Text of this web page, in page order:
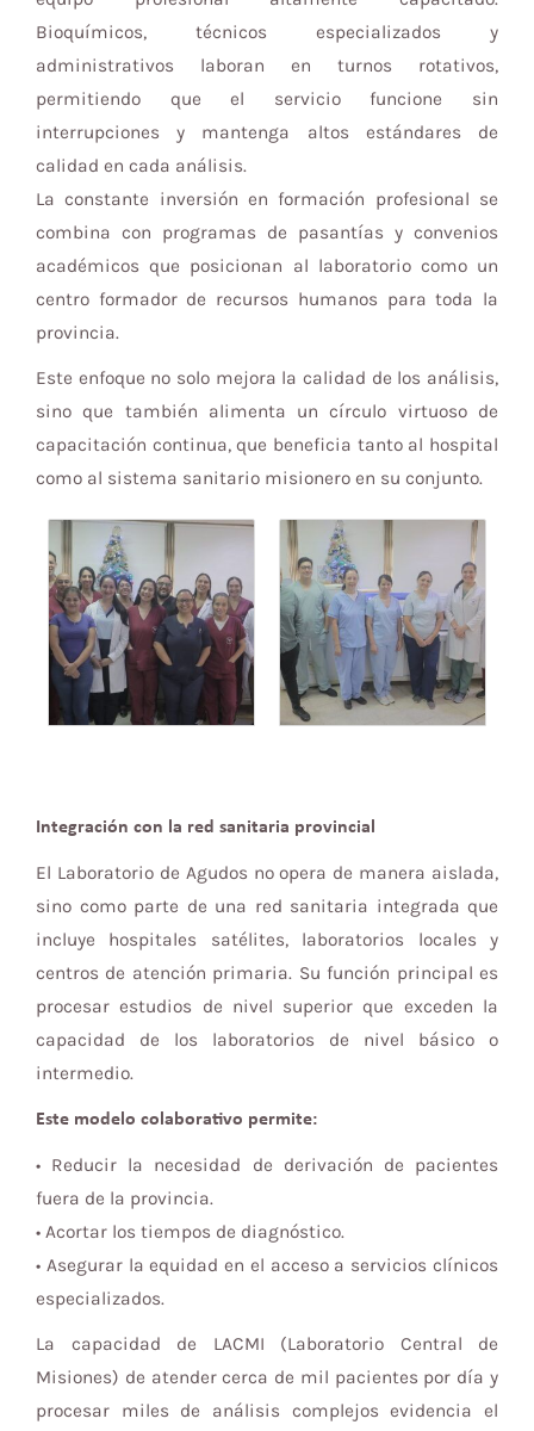
Bioquímicos, técnicos especializados y
administrativos laboran en turnos rotativos,
permitiendo que el servicio funcione sin
interrupciones y mantenga altos estándares de
calidad en cada análisis.
La constante inversión en formación profesional se
combina con programas de pasantías y convenios
académicos que posicionan al laboratorio como un
centro formador de recursos humanos para toda la
provincia.
Este enfoque no solo mejora la calidad de los análisis,
sino que también alimenta un círculo virtuoso de
capacitación continua, que beneficia tanto al hospital
como al sistema sanitario misionero en su conjunto.
Integración con la red sanitaria provincial
El Laboratorio de Agudos no opera de manera aislada,
sino como parte de una red sanitaria integrada que
incluye hospitales satélites, laboratorios locales y
centros de atención primaria. Su función principal es
procesar estudios de nivel superior que exceden la
capacidad de los laboratorios de nivel básico o
intermedio.
Este modelo colaborativo permite:
• Reducir la necesidad de derivación de pacientes
fuera de la provincia.
• Acortar los tiempos de diagnóstico.
• Asegurar la equidad en el acceso a servicios clínicos
especializados.
La capacidad de LACMI (Laboratorio Central de
Misiones) de atender cerca de mil pacientes por día y
procesar miles de análisis complejos evidencia el